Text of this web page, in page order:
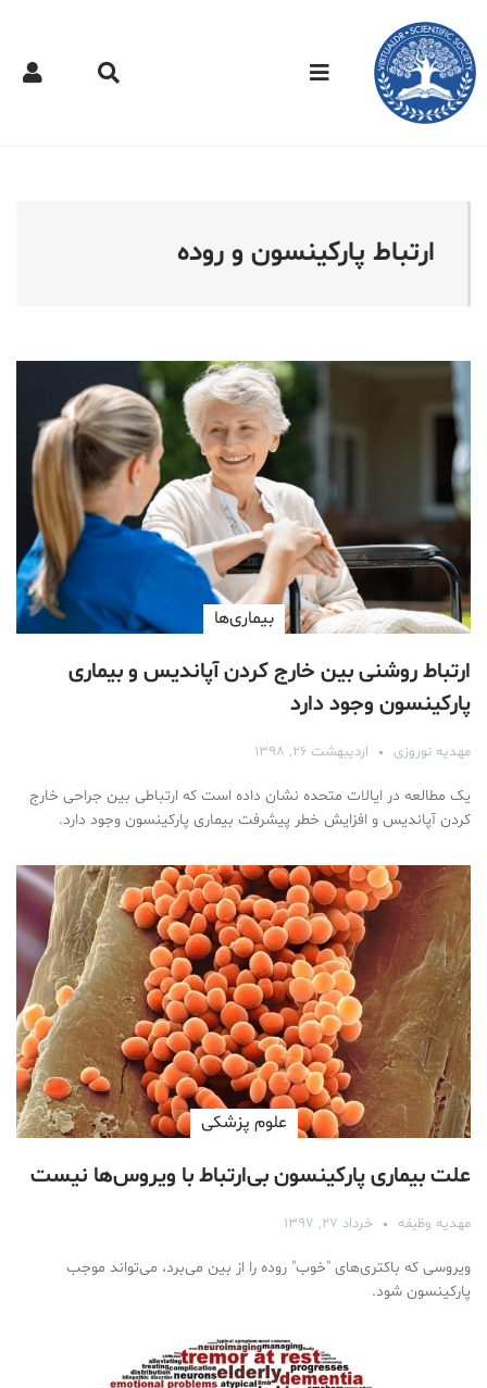
دکتر مجازی - ارتباط
ارتباط پارکینسون و روده
بیماری‌ها
ارتباط روشنی بین خارج کردن آپاندیس و بیماری
پارکینسون وجود دارد
مهدیه نوروزی اردیبهشت ۲۶, ۱۳۹۸
یک مطالعه در ایالات متحده نشان داده است که ارتباطی بین جراحی خارج
کردن آپاندیس و افزایش خطر پیشرفت بیماری پارکینسون وجود دارد.
علوم پزشكی
علت بیماری پارکینسون بی‌ارتباط با ویروس‌ها نیست
مهدیه وظیفه خرداد ۲۷, ۱۳۹۷
ویروسی که باکتری‌های "خوب" روده را از بین می‌برد، می‌تواند موجب
پارکینسون شود.